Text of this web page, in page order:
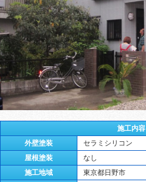
施工内容
外壁塗装
セラミシリコン
屋根塗装
なし
施工地域
東京都日野市